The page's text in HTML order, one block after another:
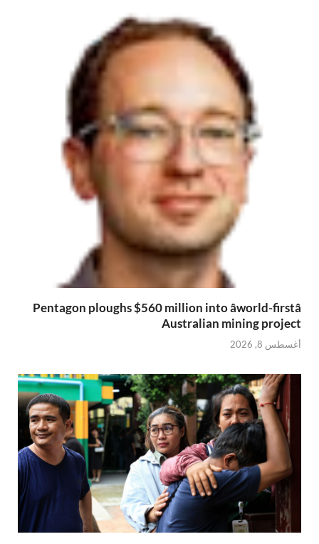
Pentagon ploughs $560 million into âworld-firstâ
Australian mining project
أغسطس 8, 2026